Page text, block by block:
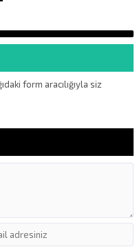
form aracılığıyla siz